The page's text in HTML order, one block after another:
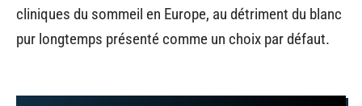
cliniques du sommeil en Europe, au détriment du blanc
pur longtemps présenté comme un choix par défaut.